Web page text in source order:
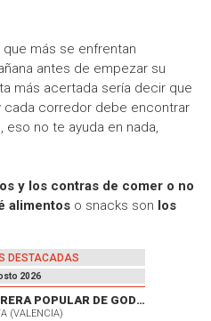
que más se enfrentan
antes de empezar su
más acertada sería decir que
cada corredor debe encontrar
eso no te ayuda en nada,
y los contras de comer o no
alimentos o snacks son los
DESTACADAS
2026
XXX CARRERA POPULAR DE GODELLETA
(VALENCIA)